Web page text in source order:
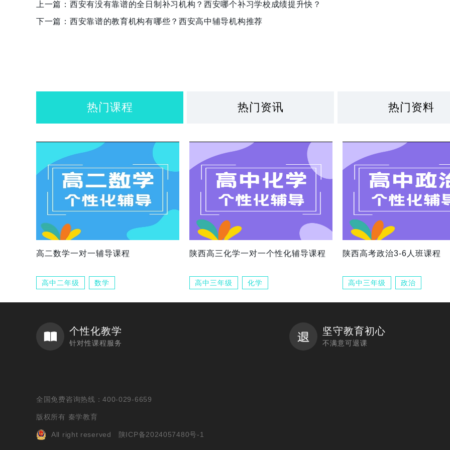
上一篇： 西安有没有靠谱的全日制补习机构？西安哪个补习学校成绩提升快？
下一篇： 西安靠谱的教育机构有哪些？西安高中辅导机构推荐
热门课程 热门资讯 热门资料
高二数学一对一辅导课程
高中二年级 数学
陕西高三化学一对一个性化辅导课程
高中三年级 化学
陕西高考政治3-6人班课程
高中三年级 政治
个性化教学
针对性课程服务
坚守教育初心
不满意可退课
全国免费咨询热线：400-029-6659
版权所有 秦学教育
All right reserved 陕ICP备2024057480号-1